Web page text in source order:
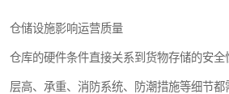
仓储设施影响运营质量
仓库的硬件条件直接关系到货物存储的安全
层高、承重、消防系统、防潮措施等细节都